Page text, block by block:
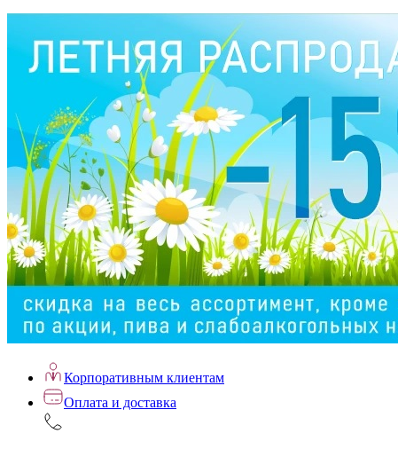
Корпоративным клиентам
Оплата и доставка